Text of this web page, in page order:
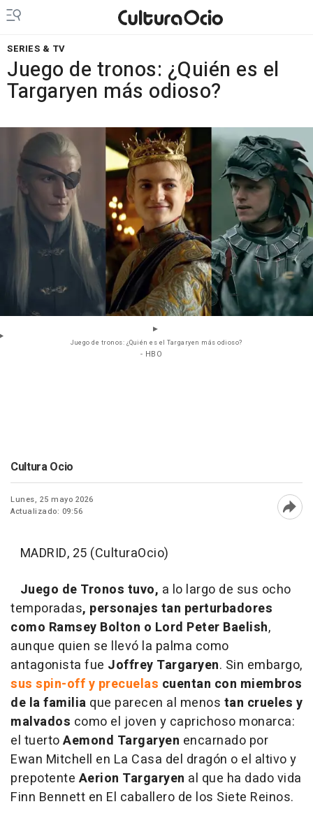
SERIES & TV
Juego de tronos: ¿Quién es el
Targaryen más odioso?
Juego de tronos: ¿Quién es el Targaryen más odioso?
- HBO
Cultura Ocio
Lunes, 25 mayo 2026
Actualizado: 09:56
MADRID, 25 (CulturaOcio)
Juego de Tronos tuvo, a lo largo de sus ocho
temporadas, personajes tan perturbadores
como Ramsey Bolton o Lord Peter Baelish,
aunque quien se llevó la palma como
antagonista fue Joffrey Targaryen. Sin embargo,
sus spin-off y precuelas cuentan con miembros
de la familia que parecen al menos tan crueles y
malvados como el joven y caprichoso monarca:
el tuertoAemond Targaryen encarnado por
Ewan Mitchell en La Casa del dragón o el altivo y
prepotente Aerion Targaryen al que ha dado vida
Finn Bennett en El caballero de los Siete Reinos.